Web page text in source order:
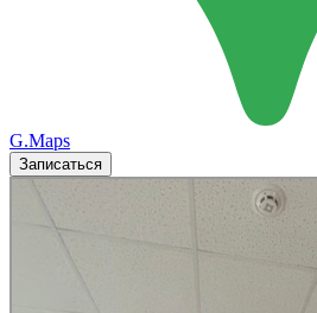
G.Maps
Записаться